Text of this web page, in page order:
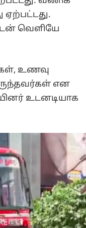
ஏற்பட்டது.
வெளியே
உணவு
என
உடனடியாக